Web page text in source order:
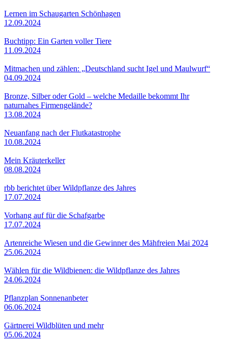
Lernen im Schaugarten Schönhagen
12.09.2024
Buchtipp: Ein Garten voller Tiere
11.09.2024
Mitmachen und zählen: „Deutschland sucht Igel und Maulwurf“
04.09.2024
Bronze, Silber oder Gold – welche Medaille bekommt Ihr
naturnahes Firmengelände?
13.08.2024
Neuanfang nach der Flutkatastrophe
10.08.2024
Mein Kräuterkeller
08.08.2024
rbb berichtet über Wildpflanze des Jahres
17.07.2024
Vorhang auf für die Schafgarbe
17.07.2024
Artenreiche Wiesen und die Gewinner des Mähfreien Mai 2024
25.06.2024
Wählen für die Wildbienen: die Wildpflanze des Jahres
24.06.2024
Pflanzplan Sonnenanbeter
06.06.2024
Gärtnerei Wildblüten und mehr
05.06.2024